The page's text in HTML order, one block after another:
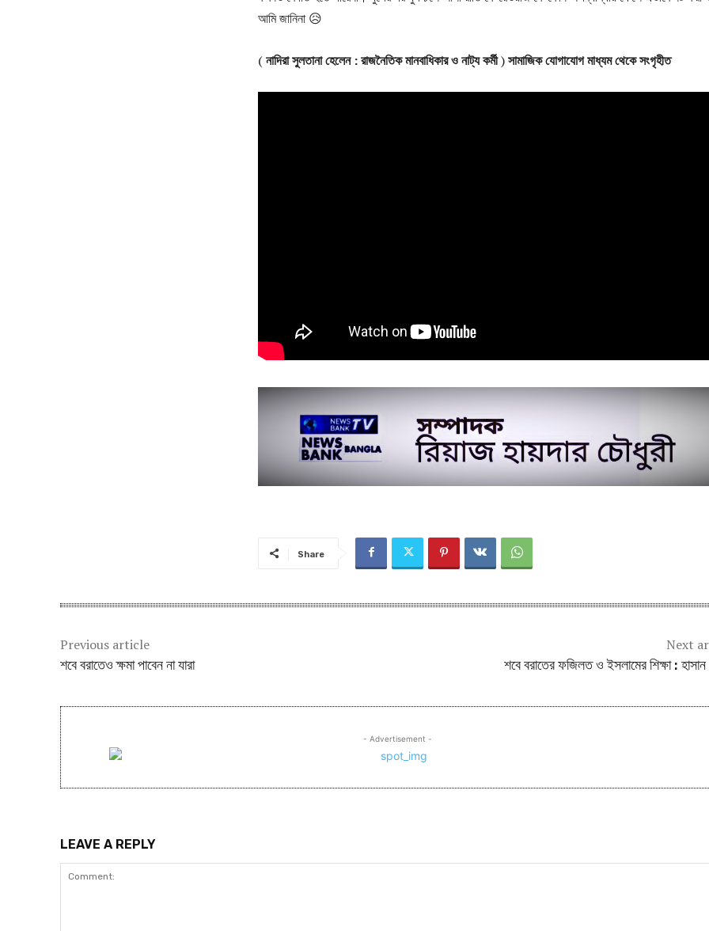
আমি জানিনা 😥
(নাদিরা সুলতানা হেলেন : রাজনৈতিক মানবাধিকার ও নাট্য কর্মী)সামাজিক যোগাযোগ মাধ্যম থেকে সংগৃহীত
Share
Previous article
শবে বরাতেও ক্ষমা পাবেন না যারা
Next
শবে বরাতের ফজিলত ও ইসলামের শিক্ষা :
- Advertisement -
LEAVE A REPLY